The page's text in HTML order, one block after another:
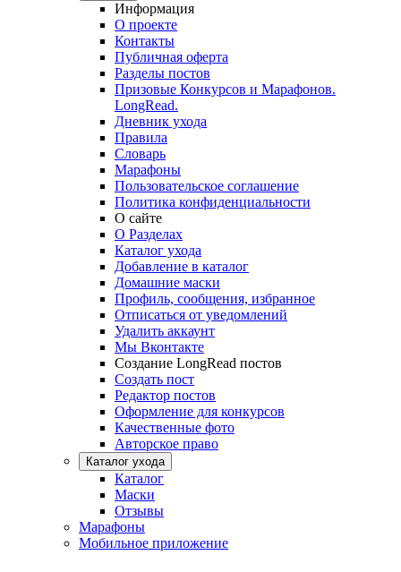
Информация
О проекте
Контакты
Публичная оферта
Разделы постов
Призовые Конкурсов и Марафонов.
LongRead.
Дневник ухода
Правила
Словарь
Марафоны
Пользовательское соглашение
Политика конфиденциальности
О сайте
О Разделах
Каталог ухода
Добавление в каталог
Домашние маски
Профиль, сообщения, избранное
Отписаться от уведомлений
Удалить аккаунт
Мы Вконтакте
Создание LongRead постов
Создать пост
Редактор постов
Оформление для конкурсов
Качественные фото
Авторское право
Каталог ухода
Каталог
Маски
Отзывы
Марафоны
Мобильное приложение